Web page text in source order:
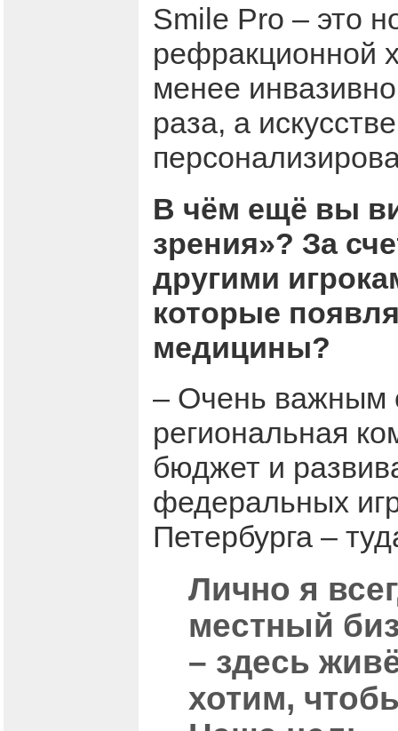
Smile Pro – это
рефракционной
менее
раза, а
В чём ещё вы
зрения»? За
другими
которые
медицины?
– Очень важным
региональная
бюджет и
федеральных
Петербурга –
Лично я
местный
– здесь
хотим,